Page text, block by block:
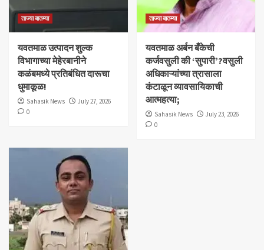
ताज्या बातम्या
यवतमाळ उत्पादन शुल्क
विभागाच्या मेहेरबानीने
कळंबमध्ये प्रतिबंधित दारूचा
धुमाकूळ!
Sahasik News
July 27, 2026
0
ताज्या बातम्या
​यवतमाळ अर्बन बँकेची
कर्जवसुली की ‘सुपारी’?वसुली
अधिकाऱ्यांच्या त्रासाला
कंटाळून व्यावसायिकाची
आत्महत्या;
Sahasik News
July 23, 2026
0